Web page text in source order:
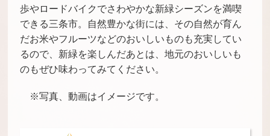
歩やロードバイクでさわやかな新緑シーズンを満喫
できる三条市。自然豊かな街には、その自然が育ん
だお米やフルーツなどのおいしいものも充実してい
るので、新緑を楽しんだあとは、地元のおいしいも
のもぜひ味わってみてください。
※写真、動画はイメージです。